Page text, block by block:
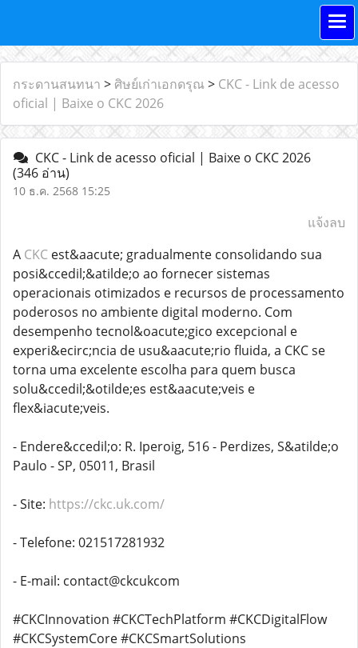
กระดานสนทนา > ศิษย์เก่าเอกดรุณ > CKC - Link de acesso
oficial | Baixe o CKC 2026
CKC - Link de acesso oficial | Baixe o CKC 2026
(346 อ่าน)
10 ธ.ค. 2568 15:25
แจ้งลบ
A CKC est&aacute; gradualmente consolidando sua
posi&ccedil;&atilde;o ao fornecer sistemas
operacionais otimizados e recursos de processamento
poderosos no ambiente digital moderno. Com
desempenho tecnol&oacute;gico excepcional e
experi&ecirc;ncia de usu&aacute;rio fluida, a CKC se
torna uma excelente escolha para quem busca
solu&ccedil;&otilde;es est&aacute;veis ​​e
flex&iacute;veis.
- Endere&ccedil;o: R. Iperoig, 516 - Perdizes, S&atilde;o
Paulo - SP, 05011, Brasil
- Site: https://ckc.uk.com/
- Telefone: 021517281932
- E-mail: contact@ckcukcom
#CKCInnovation #CKCTechPlatform #CKCDigitalFlow
#CKCSystemCore #CKCSmartSolutions